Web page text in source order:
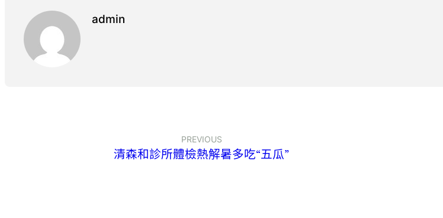
admin
PREVIOUS
清森和診所體檢熱解暑多吃“五瓜”